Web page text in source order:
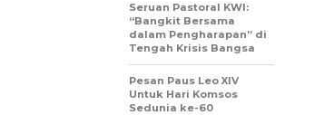
Seruan Pastoral KWI:
“Bangkit Bersama
dalam Pengharapan” di
Tengah Krisis Bangsa
Pesan Paus Leo XIV
Untuk Hari Komsos
Sedunia ke-60